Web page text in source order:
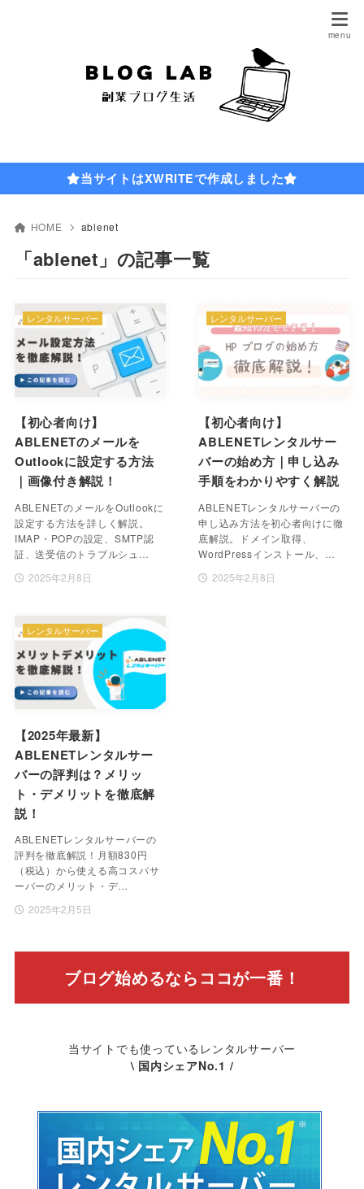
当サイトはXWRITEで作成しました
HOME ablenet
「ablenet」の記事一覧
【初心者向け】
ABLENETのメールを
Outlookに設定する方法
｜画像付き解説！
ABLENETのメールをOutlookに
設定する方法を詳しく解説。
IMAP・POPの設定、SMTP認
証、送受信のトラブルシュ…
2025年2月8日
レンタルサーバー
【初心者向け】
ABLENETレンタルサー
バーの始め方｜申し込み
手順をわかりやすく解説
ABLENETレンタルサーバーの
申し込み方法を初心者向けに徹
底解説。ドメイン取得、
WordPressインストール、…
2025年2月8日
レンタルサーバー
【2025年最新】
ABLENETレンタルサー
バーの評判は？メリッ
ト・デメリットを徹底解
説！
ABLENETレンタルサーバーの
評判を徹底解説！月額830円
（税込）から使える高コスパサ
ーバーのメリット・デ…
2025年2月5日
レンタルサーバー
ブログ始めるならココが一番！
当サイトでも使っているレンタルサーバー
\ 国内シェアNo.1 /